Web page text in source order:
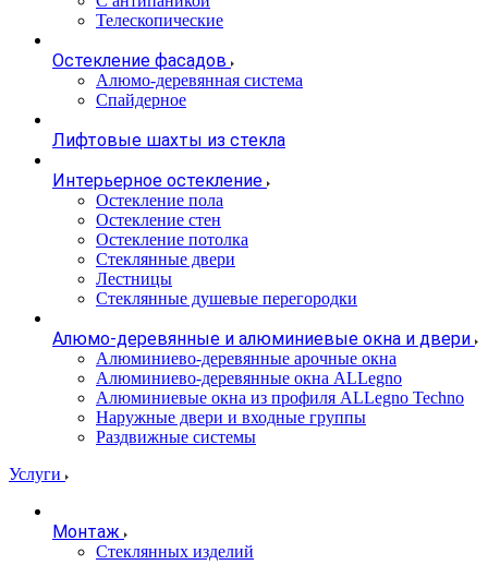
Телескопические
Остекление фасадов
Алюмо-деревянная система
Спайдерное
Лифтовые шахты из стекла
Интерьерное остекление
Остекление пола
Остекление стен
Остекление потолка
Стеклянные двери
Лестницы
Стеклянные душевые перегородки
Алюмо-деревянные и алюминиевые окна и двери
Алюминиево-деревянные арочные окна
Алюминиево-деревянные окна ALLegno
Алюминиевые окна из профиля ALLegno Techno
Наружные двери и входные группы
Раздвижные системы
Услуги
Монтаж
Стеклянных изделий